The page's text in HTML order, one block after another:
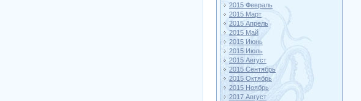
2015 Февраль
2015 Март
2015 Апрель
2015 Май
2015 Июнь
2015 Июль
2015 Август
2015 Сентябрь
2015 Октябрь
2015 Ноябрь
2017 Август